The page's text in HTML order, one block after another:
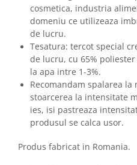
cosmetica, industria
domeniu ce utilizeaza
de lucru.
Tesatura: tercot special
de lucru, cu 65%
la apa intre 1-3%.
Recomandam spalarea la
stoarcerea la intensitate
ies, isi pastreaza
produsul se calca usor.
Produs fabricat in Romania.